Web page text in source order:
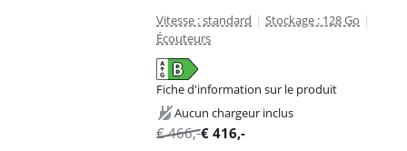
Vitesse : standard | Stockage : 128 Go |
Écouteurs
Fiche d'information sur le produit
s'ouvre dans un nouvel ongletAucun chargeur inclus
€466,-€ 416,-